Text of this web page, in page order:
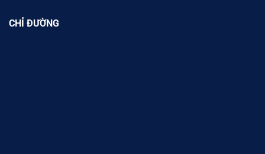
CHỈ ĐƯỜNG